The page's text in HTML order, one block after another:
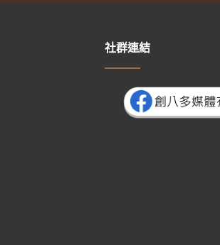
社群連結